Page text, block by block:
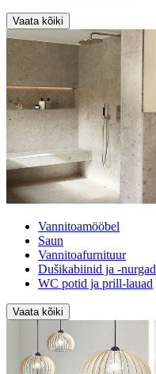
Vaata kõiki
Vannitoamööbel
Saun
Vannitoafurnituur
Dušikabiinid ja -nurgad
WC potid ja prill-lauad
Vaata kõiki